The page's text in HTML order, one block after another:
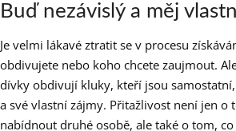
Buď nezávislý a měj
Je velmi lákavé ztratit se v procesu
obdivujete nebo koho chcete zaujmout.
dívky obdivují kluky, kteří jsou
a své vlastní zájmy. Přitažlivost není jen o
nabídnout druhé osobě, ale také o tom,